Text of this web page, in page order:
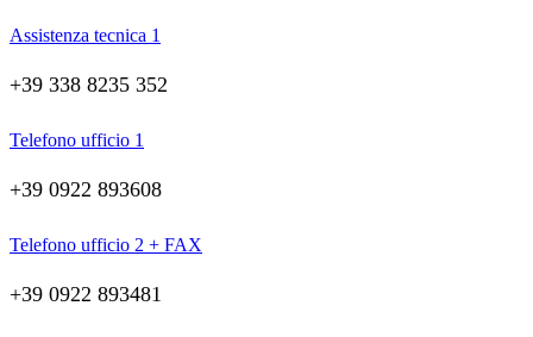
Assistenza tecnica 1
+39 338 8235 352
Telefono ufficio 1
+39 0922 893608
Telefono ufficio 2 + FAX
+39 0922 893481